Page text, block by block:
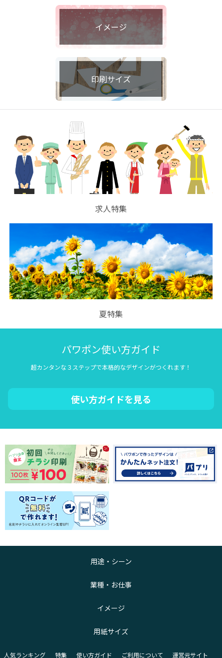
イメージ
印刷サイズ
求人特集
夏特集
パワポン使い方ガイド
超カンタンな３ステップで本格的なデザインがつくれます！
使い方ガイドを見る
用途・シーン
業種・お仕事
イメージ
用紙サイズ
人気ランキング 特集 使い方ガイド ご利用について 運営元サイト